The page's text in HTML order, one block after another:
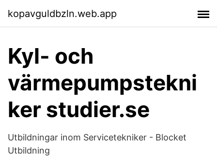
kopavguldbzln.web.app
Kyl- och
värmepumpstekni
ker studier.se
Utbildningar inom Servicetekniker - Blocket
Utbildning